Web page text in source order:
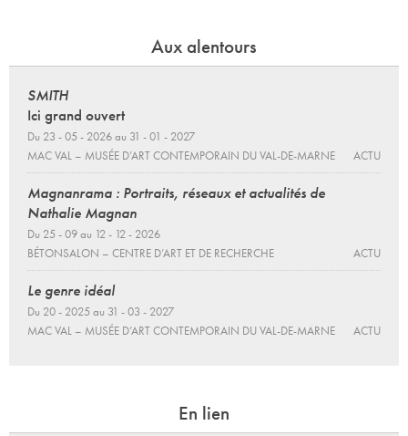
Aux alentours
SMITH
Ici grand ouvert
Du 23 - 05 - 2026 au 31 - 01 - 2027
MAC VAL – MUSÉE D’ART CONTEMPORAIN DU VAL-DE-MARNE
ACTU
Magnanrama : Portraits, réseaux et actualités de
Nathalie Magnan
Du 25 - 09 au 12 - 12 - 2026
BÉTONSALON – CENTRE D’ART ET DE RECHERCHE
ACTU
Le genre idéal
Du 20 - 2025 au 31 - 03 - 2027
MAC VAL – MUSÉE D’ART CONTEMPORAIN DU VAL-DE-MARNE
ACTU
En lien